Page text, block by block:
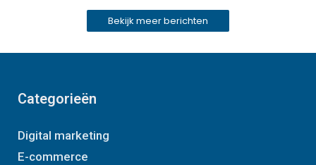
Bekijk meer berichten
Categorieën
Digital marketing
E-commerce